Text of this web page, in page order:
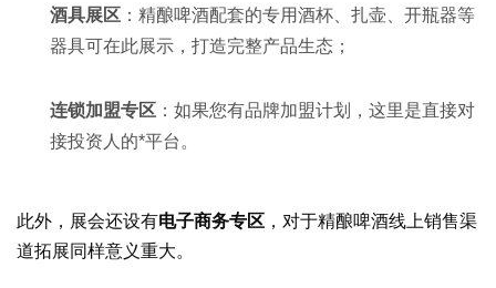
酒具展区 ：精酿啤酒配套的专用酒杯、扎壶、开瓶器等
器具可在此展示，打造完整产品生态；
连锁加盟专区 ：如果您有品牌加盟计划，这里是直接对
接投资人的*平台。
此外，展会还设有电子商务专区 ，对于精酿啤酒线上销售渠
道拓展同样意义重大。